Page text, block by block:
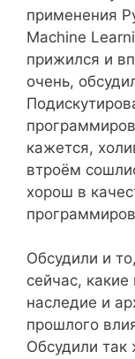
применения
Machine
прижился и
очень,
кажется,
втроём
хорош в
Обсудили и
сейчас,
наследие и
прошлого
Обсудили